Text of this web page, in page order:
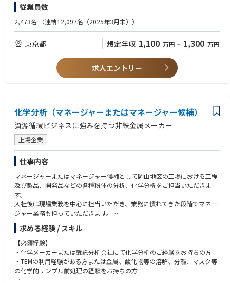
【将来お任せしたい業務】
・IT統制の運用改善および関連規則の見直し
・三井金属グループ全体のシステム資産管理の仕組みづくり
三井金属グループ全体のシステム管理高度化に向け、単なる運用担当では
だくことを期待しています。
チームメンバーでサポートし合える風土。
毎週水曜日のノー残業デイなどワークライフバランス充実。社員同士の交
流を目的に出社する場合もあるのでコミュニケーションを十分に取れる環
境。
【業務の面白み/魅力】
・ICT 統括部門として、様々な業種を抱える三井金属グループ全体と関わ
るため、多様な事業に触れられる
・「全体最適を実現する」という視点から、会社全体の業務・システム構
造を俯瞰しながら将来像を考えることができる
【配属先ミッション】
・全社DX戦略の企画立案
・各本部、プロジェクトのDX推進支援
・AI活用促進施策の企画立案と実行
【望ましいスキル】
・語学（英語）:メール対応、文書・マニュアル読解
求める人物像
・関係部門やグループ会社との合意形成を図りながら施策を推進できる方
・変革や新しい取り組みに主体的に挑戦し、自ら課題解決をリードできる
従業員数
2,473名 （連結12,097名（2025年3月末））
東京都 想定年収 1,100 万円 ~ 1,300 万円
求人エントリー
化学分析（マネージャーまたはマネージャー候補）
資源循環ビジネスに強みを持つ非鉄金属メーカー
上場企業
仕事内容
マネージャーまたはマネージャー候補として岡山地区の工場における工程
及び製品、開発品などの各種粉体の分析、化学分析をご担当いただきま
す。
入社後は現場業務を中心に担当いただき、業務に慣れてきた段階でマネー
ジャー業務も担っていただきます。
【具体的には】
・溶液化や分離などの前処理と分析機器等での測定を行って不純物の含有
量、構成元素の割合などの調査。
・電子顕微鏡を使用した観察、組成分析も一部実施
・メインは化学分析で、サンプルの前処理(溶解方法、妨害元素の除去方法
等)、分析方法の選定、条件の検討、測定、報告までを実施。
求める経験 / スキル
【必須経験】
・化学メーカーまたは受託分析会社にて化学分析のご経験をお持ちの方
・TEMの利用経験がある方または金属、酸化物等の溶解、分離、マスク等
の化学的サンプル前処理の経験をお持ちの方